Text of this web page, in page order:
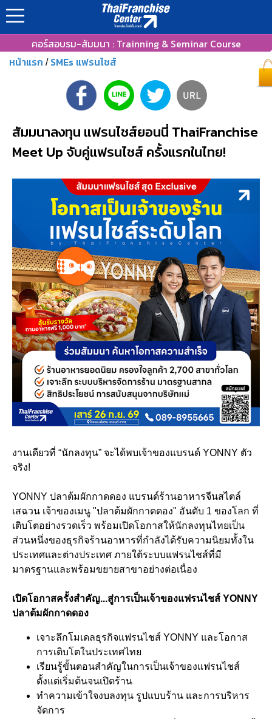
คอร์สอบรม-สัมมนา : Trainning & Seminar Course
หน้าแรก / SMEs แฟรนไชส์
สัมมนาลงทุน แฟรนไชส์ยอนนี่ ThaiFranchise
Meet Up จับคู่แฟรนไชส์ ครั้งแรกในไทย!
งานเดียวที่ “นักลงทุน” จะได้พบเจ้าของแบรนด์ YONNY ตัว
จริง!
YONNY ปลาต้มผักกาดดอง แบรนด์ร้านอาหารจีนสไตล์
เสฉวน เจ้าของเมนู "ปลาต้มผักกาดดอง" อันดับ 1 ของโลก ที่
เติบโตอย่างรวดเร็ว พร้อมเปิดโอกาสให้นักลงทุนไทยเป็น
ส่วนหนึ่งของธุรกิจร้านอาหารที่กำลังได้รับความนิยมทั้งใน
ประเทศและต่างประเทศ ภายใต้ระบบแฟรนไชส์ที่มี
มาตรฐานและพร้อมขยายสาขาอย่างต่อเนื่อง
เปิดโอกาสครั้งสำคัญ...สู่การเป็นเจ้าของแฟรนไชส์ YONNY
ปลาต้มผักกาดดอง
เจาะลึกโมเดลธุรกิจแฟรนไชส์ YONNY และโอกาส
การเติบโตในประเทศไทย
เรียนรู้ขั้นตอนสำคัญในการเป็นเจ้าของแฟรนไชส์
ตั้งแต่เริ่มต้นจนเปิดร้าน
ทำความเข้าใจงบลงทุน รูปแบบร้าน และการบริหาร
จัดการ